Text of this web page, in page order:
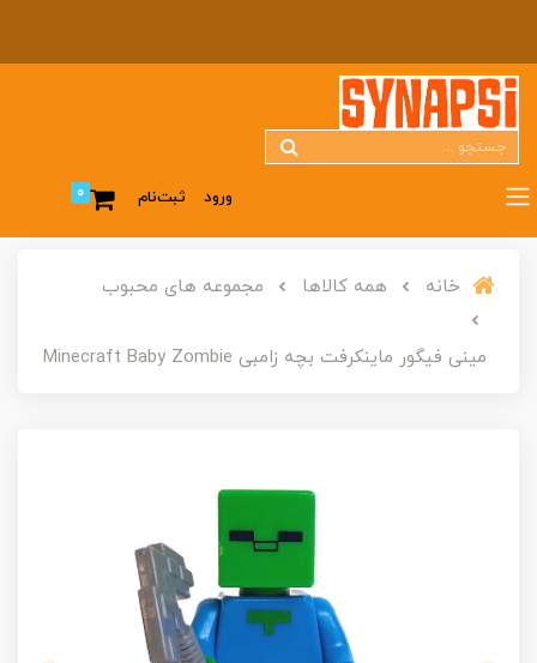
ورود ثبت‌نام 0
خانه همه کالاها مجموعه های محبوب
مینی فیگور ماینکرفت بچه زامبی Minecraft Baby Zombie